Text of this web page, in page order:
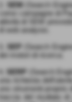
SEM
(Search
come campagne di
attività di SEM
di web analysis.
SEP
(Search
dei motori di ricerca.
SERP
(Search
una richiesta
uno strumenti
traccia del risultato